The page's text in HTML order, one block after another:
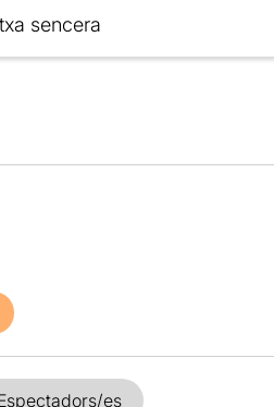
sencera
es